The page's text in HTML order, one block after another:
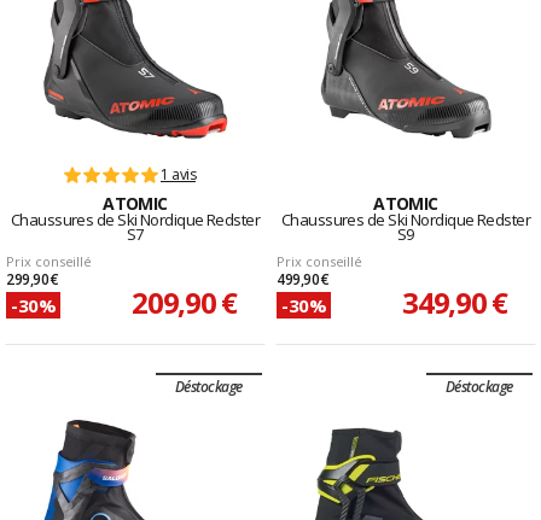
1 avis
ATOMIC
Chaussures de Ski Nordique Redster
S7
Prix conseillé
299,90 €
-30% 209,90 €
ATOMIC
Chaussures de Ski Nordique Redster
S9
Prix conseillé
499,90 €
-30% 349,90 €
Déstockage Déstockage